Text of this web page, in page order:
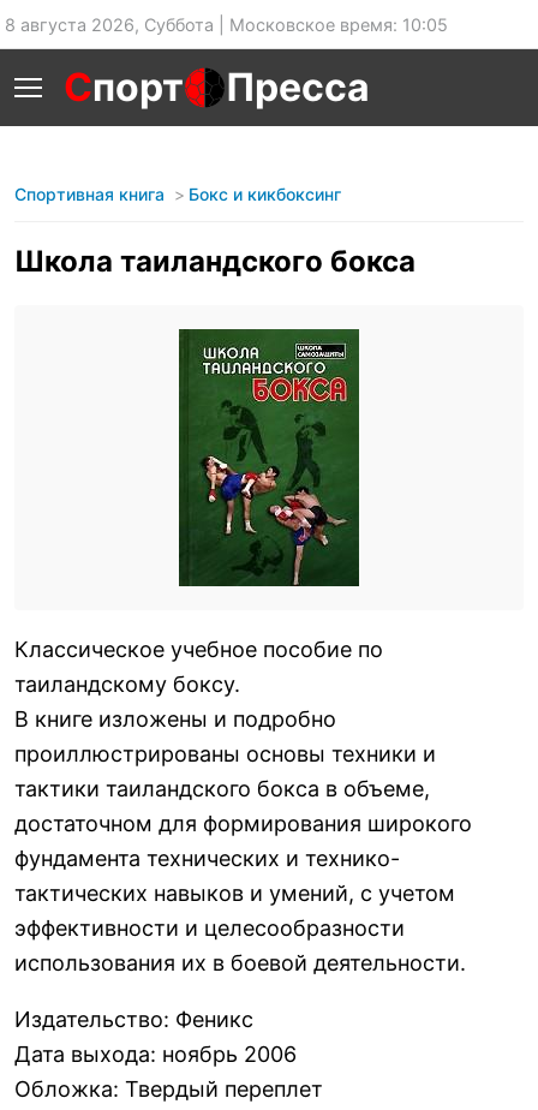
8 августа 2026, Суббота | Московское время: 10:05
Спорт Пресса
Спортивная книга Бокс и кикбоксинг
Школа таиландского бокса
Классическое учебное пособие по
таиландскому боксу.
В книге изложены и подробно
проиллюстрированы основы техники и
тактики таиландского бокса в объеме,
достаточном для формирования широкого
фундамента технических и технико-
тактических навыков и умений, с учетом
эффективности и целесообразности
использования их в боевой деятельности.
Издательство: Феникс
Дата выхода: ноябрь 2006
Обложка: Твердый переплет